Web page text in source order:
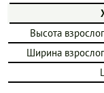
Высота
Ширина